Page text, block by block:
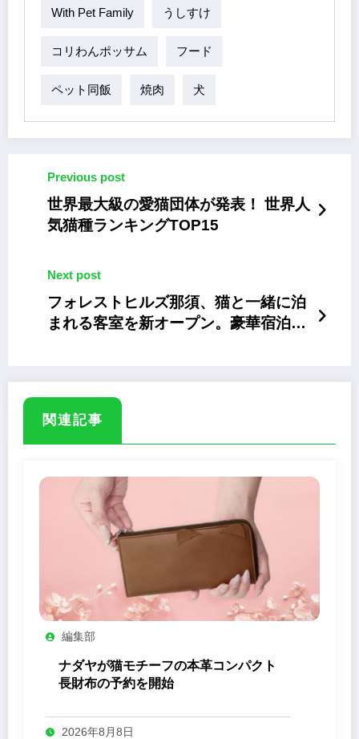
With Pet Family うしすけ
コリわんポッサム フード
ペット同飯 焼肉 犬
Previous post
世界最大級の愛猫団体が発表！ 世界人
気猫種ランキングTOP15
Next post
フォレストヒルズ那須、猫と一緒に泊
まれる客室を新オープン。豪華宿泊券
関連記事
編集部
ナダヤが猫モチーフの本革コンパクト
長財布の予約を開始
2026年8月8日